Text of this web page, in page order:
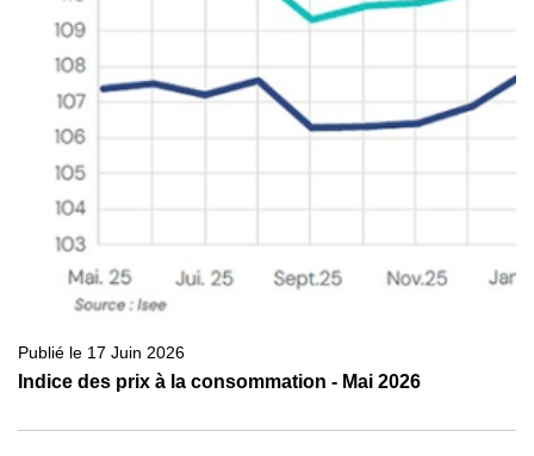
Publié le 17 Juin 2026
Indice des prix à la consommation - Mai 2026